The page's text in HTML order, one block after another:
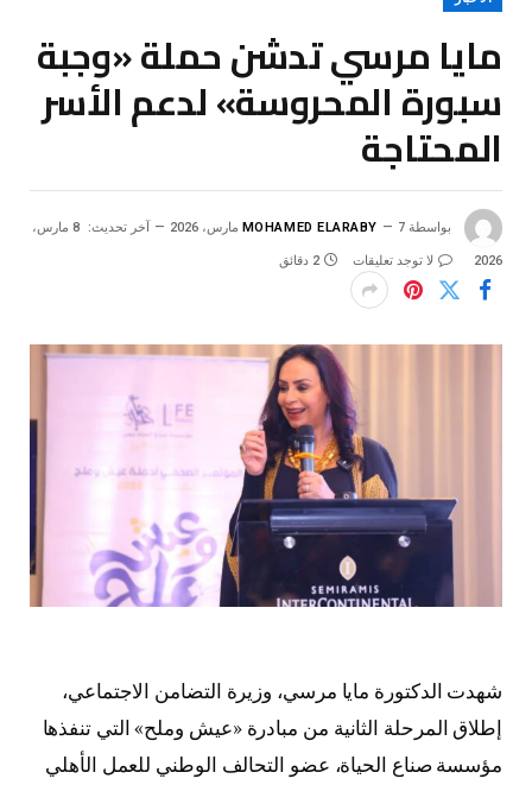
مايا مرسي تدشن حملة «وجبة
سبورة المحروسة» لدعم الأسر
المحتاجة
بواسطة MOHAMED ELARABY 7 مارس، 2026 آخر تحديث: 8 مارس،
2026 لا توجد تعليقات 2 دقائق
شهدت الدكتورة مايا مرسي، وزيرة التضامن الاجتماعي،
إطلاق المرحلة الثانية من مبادرة «عيش وملح» التي تنفذها
مؤسسة صناع الحياة، عضو التحالف الوطني للعمل الأهلي